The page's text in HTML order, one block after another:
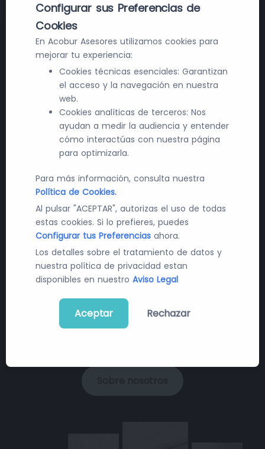
Acelera tu Crecimiento en la
Contratación Pública Sanitaria
Convertimos cada licitación en una oportunidad
estratégica, eliminando barreras para que
empresas farmacéuticas, sanitarias y de tecnología
médica crezcan y se consoliden en el sector
Configurar sus Preferencias de
Cookies
En Acobur Asesores utilizamos cookies para
mejorar tu experiencia:
Cookies técnicas esenciales: Garantizan
el acceso y la navegación en nuestra
web.
Cookies analíticas de terceros: Nos
ayudan a medir la audiencia y entender
cómo interactúas con nuestra página
para optimizarla.
Para más información, consulta nuestra
Política de Cookies.
Al pulsar "ACEPTAR", autorizas el uso de todas
estas cookies. Si lo prefieres, puedes
Configurar tus Preferencias ahora.
Los detalles sobre el tratamiento de datos y
nuestra política de privacidad estan
disponibles en nuestro Aviso Legal
Aceptar Rechazar